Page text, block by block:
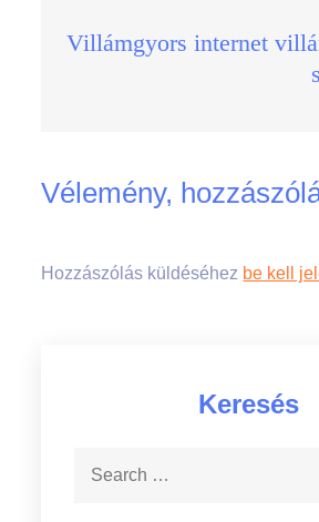
navigáció
Villámgyors internet
Vélemény,
Hozzászólás küldéséhez be kell
Keresés